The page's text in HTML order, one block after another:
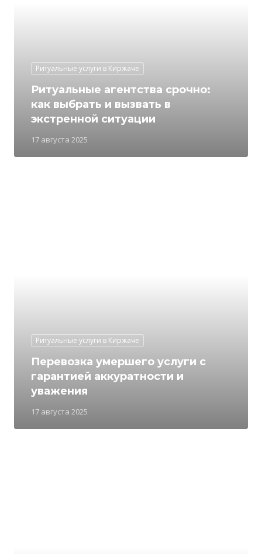
Ритуальные услуги в Киржаче
17 августа 2025
Ритуальные агентства срочно:
как выбрать и вызвать в
экстренной ситуации
Ритуальные услуги в Киржаче
17 августа 2025
Перевозка умершего услуги с
гарантией аккуратности и
уважения